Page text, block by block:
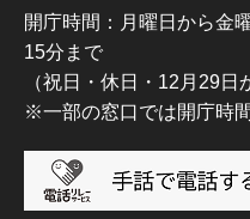
開庁時間：月曜日から金
15分まで
（祝日・休日・12月29日
※一部の窓口では開庁時